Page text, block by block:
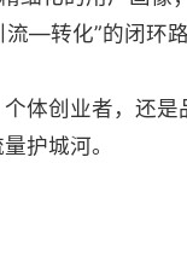
—转化”的闭环路
体创业者，还
护城河。